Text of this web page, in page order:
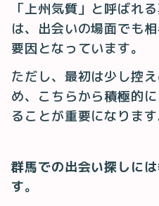
「上州気質」と呼ばれ
は、出会いの場面でも
要因となっています。
ただし、最初は少し控
め、こちらから積極的
ることが重要になります
群馬での出会い探しに
す。